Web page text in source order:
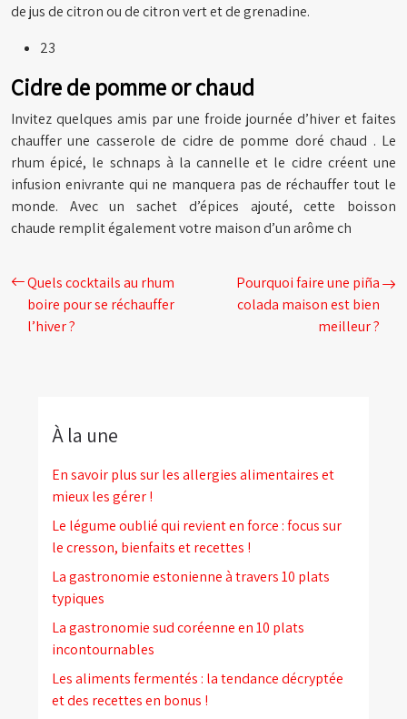
de jus de citron ou de citron vert et de grenadine.
23
Cidre de pomme or chaud
Invitez quelques amis par une froide journée d’hiver et faites
chauffer une casserole de cidre de pomme doré chaud . Le
rhum épicé, le schnaps à la cannelle et le cidre créent une
infusion enivrante qui ne manquera pas de réchauffer tout le
monde. Avec un sachet d’épices ajouté, cette boisson
chaude remplit également votre maison d’un arôme ch
Quels cocktails au rhum
boire pour se réchauffer
l’hiver ?
Pourquoi faire une piña
colada maison est bien
meilleur ?
À la une
En savoir plus sur les allergies alimentaires et
mieux les gérer !
Le légume oublié qui revient en force : focus sur
le cresson, bienfaits et recettes !
La gastronomie estonienne à travers 10 plats
typiques
La gastronomie sud coréenne en 10 plats
incontournables
Les aliments fermentés : la tendance décryptée
et des recettes en bonus !